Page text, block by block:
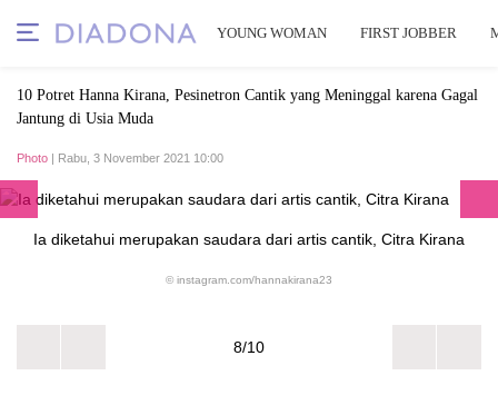
YOUNG WOMAN FIRST JOBBER
10 Potret Hanna Kirana, Pesinetron Cantik yang Meninggal karena Gagal
Jantung di Usia Muda
Photo | Rabu, 3 November 2021 10:00
Ia diketahui merupakan saudara dari artis cantik, Citra Kirana
© instagram.com/hannakirana23
8/10